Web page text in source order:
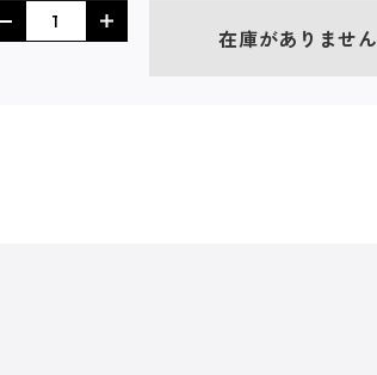
在庫がありません